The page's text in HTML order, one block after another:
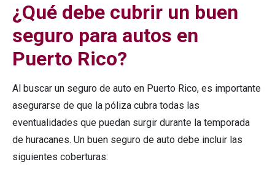
¿Qué debe cubrir un buen
seguro para autos en
Puerto Rico?
Al buscar un seguro de auto en Puerto Rico, es importante
asegurarse de que la póliza cubra todas las
eventualidades que puedan surgir durante la temporada
de huracanes. Un buen seguro de auto debe incluir las
siguientes coberturas: